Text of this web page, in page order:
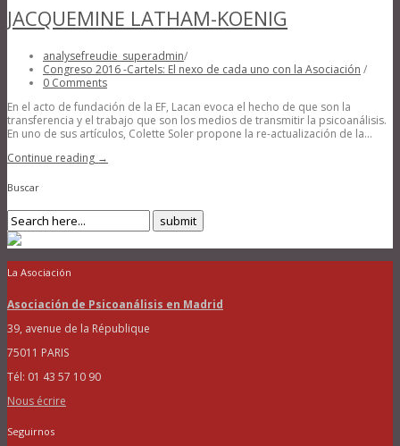
JACQUEMINE LATHAM-KOENIG
analysefreudie_superadmin/
Congreso 2016 -Cartels: El nexo de cada uno con la Asociación /
0 Comments
En el acto de fundación de la EF, Lacan evoca el hecho de que son la
transferencia y el trabajo que son los medios de transmitir la psicoanálisis.
En uno de sus artículos, Colette Soler propone la re-actualización de la...
Continue reading →
Buscar
La Asociación
Asociación de Psicoanálisis en Madrid
39, avenue de la République
75011 PARIS
Tél: 01 43 57 10 90
Nous écrire
Seguirnos